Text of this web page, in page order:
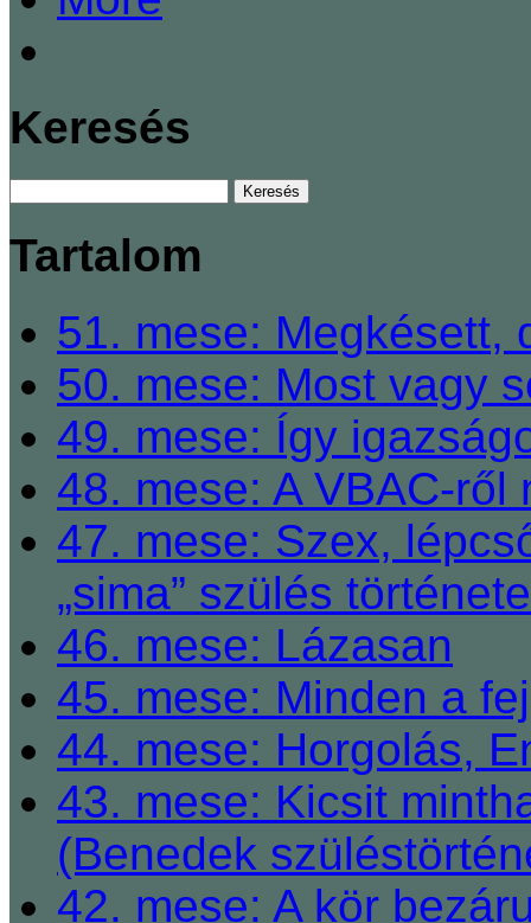
Keresés
Tartalom
51. mese: Megkésett,
50. mese: Most vagy
49. mese: Így
48. mese: A VBAC-
47. mese: Szex,
„sima” szülés
46. mese: Lázasan
45. mese: Minden a
44. mese: Horgolás,
43. mese: Kicsit
(Benedek
42. mese: A kör